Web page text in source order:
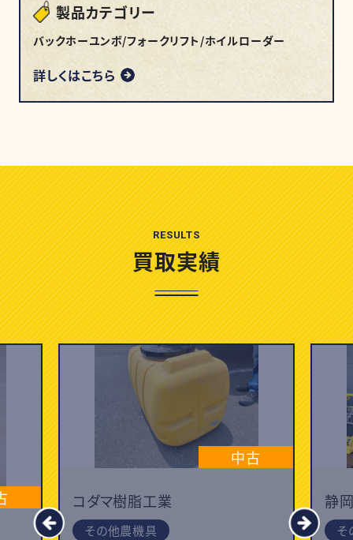
製品カテゴリー
バックホーユンボ/フォークリフト/ホイルローダー
詳しくはこちら
RESULTS
買取実績
中古
コダマ樹脂工業
その他農機具
静
そ